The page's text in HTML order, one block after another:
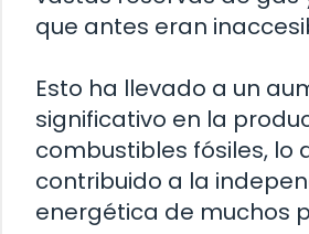
que antes eran
Esto ha llevado a un
significativo en la
combustibles fósiles, lo
contribuido a la
energética de muchos